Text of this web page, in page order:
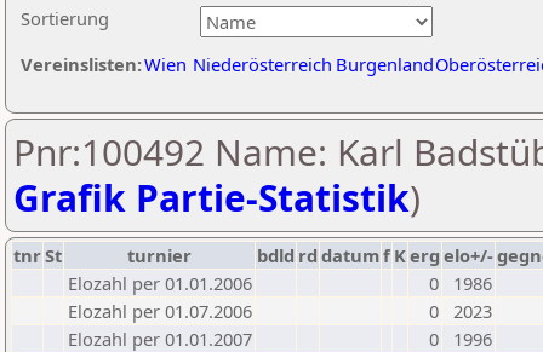
Sortierung
Vereinslisten:Wien Niederösterreich Burgenland
Pnr:100492 Name: Karl
Grafik Partie-Statistik)
tnrSt turnier bdld rd datumf Kerg elo+/-
Elozahl per 01.01.2006
0
1986
Elozahl per 01.07.2006
0 2023
Elozahl per 01.01.2007
0
1996